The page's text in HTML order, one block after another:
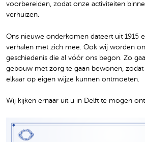
voorbereiden, zodat onze activiteiten
verhuizen.
Ons nieuwe onderkomen dateert uit 1915
verhalen met zich mee. Ook wij worden
geschiedenis die al vóór ons begon. Zo
gebouw met zorg te gaan bewonen,
elkaar op eigen wijze kunnen ontmoeten.
Wij kijken ernaar uit u in Delft te mogen